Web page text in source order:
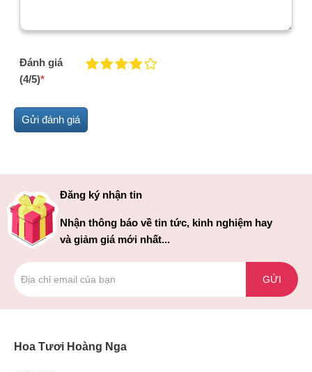
Đánh giá
(4/5)*
Đăng ký nhận tin
Nhận thông báo về tin tức, kinh nghiệm hay
và giảm giá mới nhất...
GỬI
Hoa Tươi Hoàng Nga